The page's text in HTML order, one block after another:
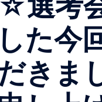
た今
きま